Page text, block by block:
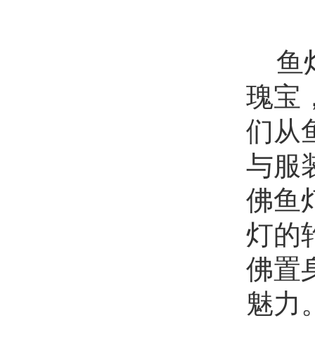
鱼
瑰宝
们从
与服
佛鱼
灯的
佛置
魅力